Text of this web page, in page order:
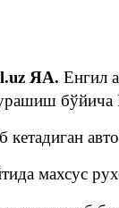
ЯА. Енгил
бўйича
махсус